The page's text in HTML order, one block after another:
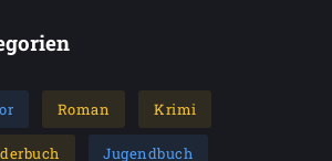
Roman Krimi
Jugendbuch